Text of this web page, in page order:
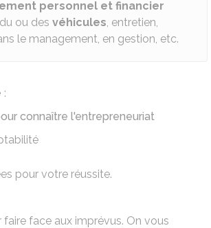
personnel et financier
ou des véhicules, entretien,
le management, en gestion, etc.
:
connaître l'entrepreneuriat
pour votre réussite.
faire face aux imprévus. On vous